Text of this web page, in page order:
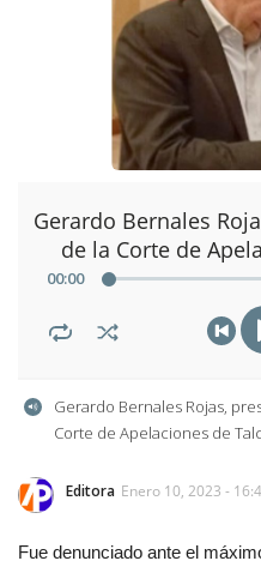
Espectáculos
Gerardo Bernales
de la Corte de
00:00
Gerardo Bernales Rojas,
Corte de Apelaciones de
Editora Enero 10, 2023 -
Fue denunciado ante el